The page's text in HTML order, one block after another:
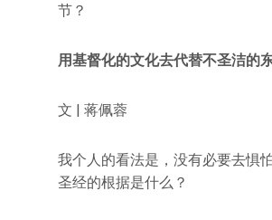
节？
用基督化的文化去代替不圣洁的
文 | 蒋佩蓉
我个人的看法是，没有必要去惧
圣经的根据是什么？